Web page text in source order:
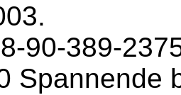
90-389-
Spannende